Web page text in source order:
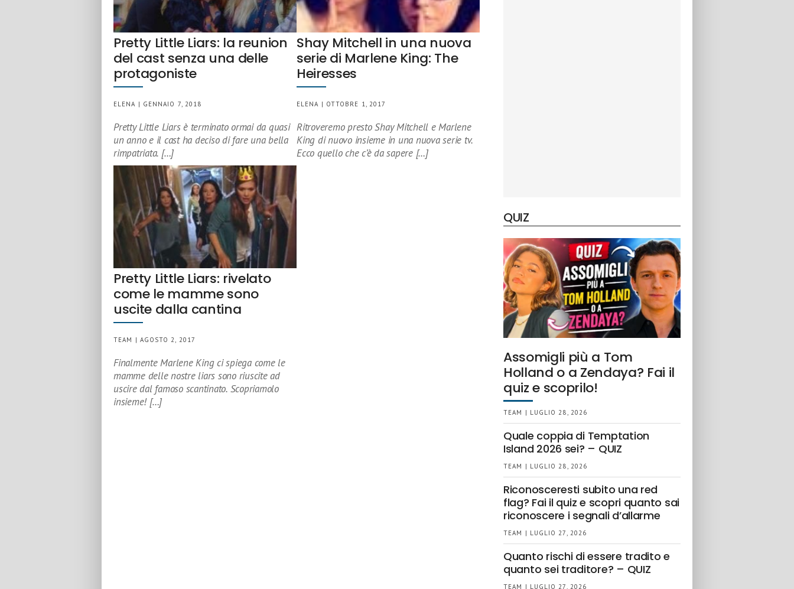
Pretty Little Liars: la reunion
del cast senza una delle
protagoniste
ELENA | GENNAIO 7, 2018
Pretty Little Liars è terminato ormai da quasi
un anno e il cast ha deciso di fare una bella
rimpatriata. […]
Shay Mitchell in una nuova
serie di Marlene King: The
Heiresses
ELENA | OTTOBRE 1, 2017
Ritroveremo presto Shay Mitchell e Marlene
King di nuovo insieme in una nuova serie tv.
Ecco quello che c’è da sapere […]
Pretty Little Liars: rivelato
come le mamme sono
uscite dalla cantina
TEAM | AGOSTO 2, 2017
Finalmente Marlene King ci spiega come le
mamme delle nostre liars sono riuscite ad
uscire dal famoso scantinato. Scopriamolo
insieme! […]
QUIZ
Assomigli più a Tom
Holland o a Zendaya? Fai il
quiz e scoprilo!
TEAM | LUGLIO 28, 2026
Quale coppia di Temptation
Island 2026 sei? – QUIZ
TEAM | LUGLIO 28, 2026
Riconosceresti subito una red
flag? Fai il quiz e scopri quanto sai
riconoscere i segnali d’allarme
TEAM | LUGLIO 27, 2026
Quanto rischi di essere tradito e
quanto sei traditore? – QUIZ
TEAM | LUGLIO 27, 2026